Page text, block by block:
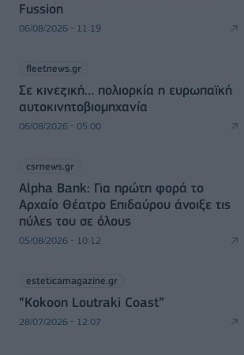
Fussion
06/08/2026 - 11:19
fleetnews.gr
Σε κινεζική… πολιορκία η ευρωπαϊκή
αυτοκινητοβιομηχανία
06/08/2026 - 05:00
csrnews.gr
Alpha Bank: Για πρώτη φορά το
Αρχαίο Θέατρο Επιδαύρου άνοιξε τις
πύλες του σε όλους
05/08/2026 - 10:12
esteticamagazine.gr
“Kokoon Loutraki Coast”
28/07/2026 - 12:07